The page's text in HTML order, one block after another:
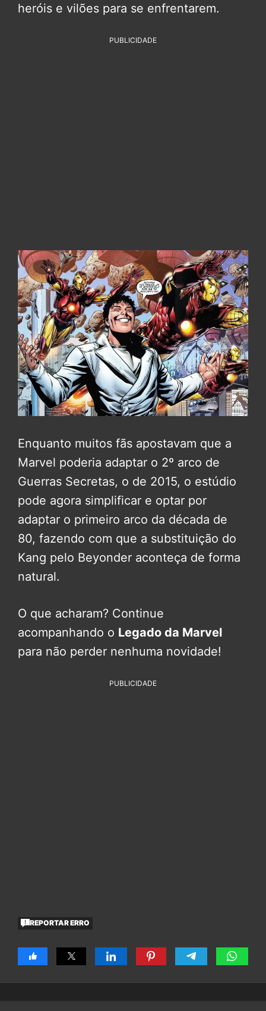
heróis e vilões para se enfrentarem.
PUBLICIDADE
Enquanto muitos fãs apostavam que a
Marvel poderia adaptar o 2º arco de
Guerras Secretas, o de 2015, o estúdio
pode agora simplificar e optar por
adaptar o primeiro arco da década de
80, fazendo com que a substituição do
Kang pelo Beyonder aconteça de forma
natural.
O que acharam? Continue
acompanhando o Legado da Marvel
para não perder nenhuma novidade!
PUBLICIDADE
REPORTAR ERRO